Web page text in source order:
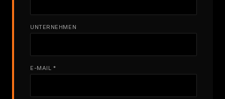
UNTERNEHMEN
E-MAIL *